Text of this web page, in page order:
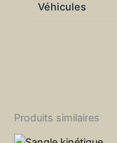
Véhicules
Produits similaires